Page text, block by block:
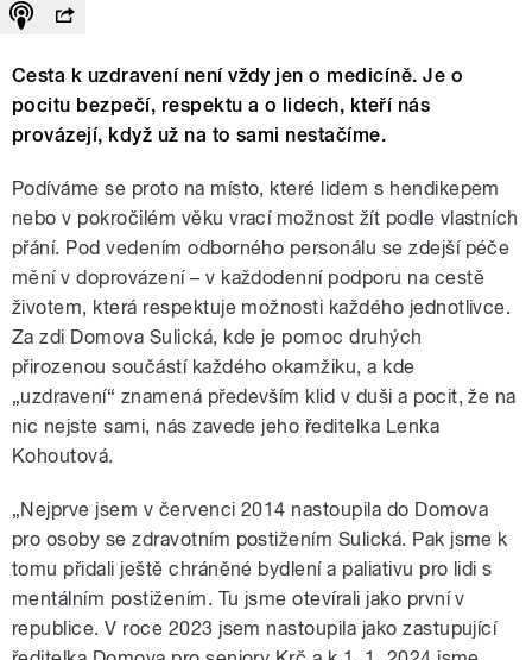
Cesta k uzdravení není vždy jen o medicíně. Je o
pocitu bezpečí, respektu a o lidech, kteří nás
provázejí, když už na to sami nestačíme.
Podíváme se proto na místo, které lidem s hendikepem
nebo v pokročilém věku vrací možnost žít podle vlastních
přání. Pod vedením odborného personálu se zdejší péče
mění v doprovázení – v každodenní podporu na cestě
životem, která respektuje možnosti každého jednotlivce.
Za zdi Domova Sulická, kde je pomoc druhých
přirozenou součástí každého okamžiku, a kde
„uzdravení“ znamená především klid v duši a pocit, že na
nic nejste sami, nás zavede jeho ředitelka Lenka
Kohoutová.
„Nejprve jsem v červenci 2014 nastoupila do Domova
pro osoby se zdravotním postižením Sulická. Pak jsme k
tomu přidali ještě chráněné bydlení a paliativu pro lidi s
mentálním postižením. Tu jsme otevírali jako první v
republice. V roce 2023 jsem nastoupila jako zastupující